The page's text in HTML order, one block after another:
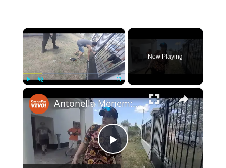
×
Now Playing
×
Play
Antonella Menem: Recuperé mi casa en Parque Siquiman